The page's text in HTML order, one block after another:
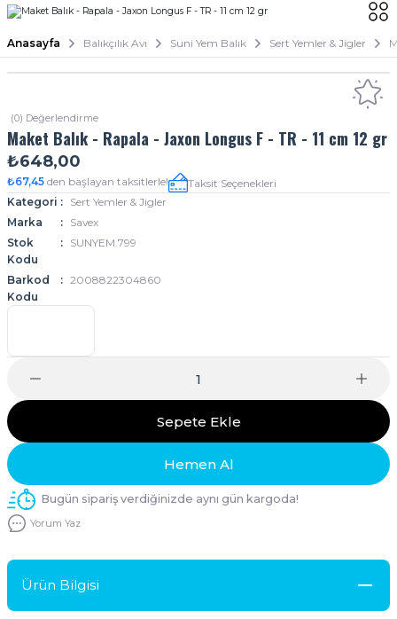
Anasayfa Balıkçılık Avı Suni Yem Balık Sert Yemler & Jigler
(0) Değerlendirme
Maket Balık - Rapala - Jaxon Longus F - TR - 11 cm 12 gr
₺648,00
₺67,45 den başlayan taksitlerle!
Taksit Seçenekleri
Kategori
Sert Yemler & Jigler
Marka
Savex
Stok
Kodu
SUNYEM.799
Barkod
Kodu
2008822304860
Sepete Ekle
Hemen Al
Bugün sipariş verdiğinizde aynı gün kargoda!
Yorum Yaz
Ürün Bilgisi